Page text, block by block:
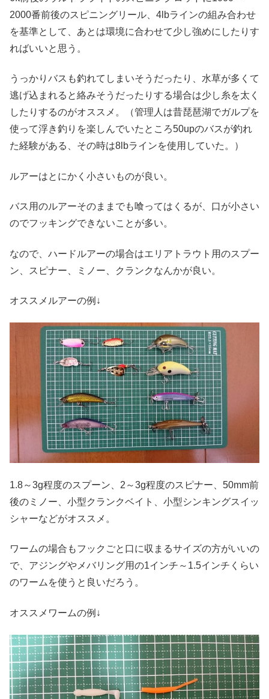
2000番前後のスピニングリール、4lbラインの組み合わせ
を基準として、あとは環境に合わせて少し強めにしたりす
ればいいと思う。
うっかりバスも釣れてしまいそうだったり、水草が多くて
逃げ込まれると絡みそうだったりする場合は少し糸を太く
したりするのがオススメ。（管理人は昔琵琶湖でガルプを
使って浮き釣りを楽しんでいたところ50upのバスが釣れ
た経験がある、その時は8lbラインを使用していた。）
ルアーはとにかく小さいものが良い。
バス用のルアーそのままでも喰ってはくるが、口が小さい
のでフッキングできないことが多い。
なので、ハードルアーの場合はエリアトラウト用のスプー
ン、スピナー、ミノー、クランクなんかが良い。
オススメルアーの例↓
1.8～3g程度のスプーン、2～3g程度のスピナー、50mm前
後のミノー、小型クランクベイト、小型シンキングスイッ
シャーなどがオススメ。
ワームの場合もフックごと口に収まるサイズの方がいいの
で、アジングやメバリング用の1インチ～1.5インチくらい
のワームを使うと良いだろう。
オススメワームの例↓